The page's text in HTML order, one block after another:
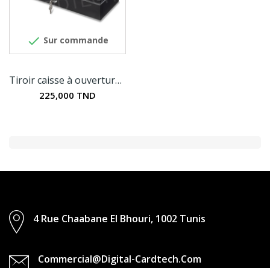
 Sur commande
Tiroir caisse à ouverture verticale - Flip Top
225,000 TND
4 Rue Chaabane El Bhouri, 1002 Tunis
Commercial@digital-Cardtech.com